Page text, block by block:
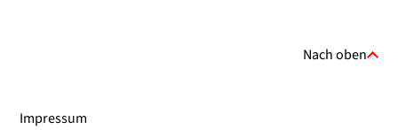
Nach oben
Impressum